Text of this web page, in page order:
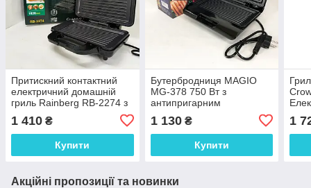
Притискний контактний
електричний домашній
гриль Rainberg RB-2274 з
антипригарним покриттям
1800Вт
1 410 ₴
Купити
Бутербродниця MAGIO
MG-378 750 Вт з
антипригарним
гриль електричний-
притискний
1 130₴
Купити
1
Акційні пропозиції та новинки